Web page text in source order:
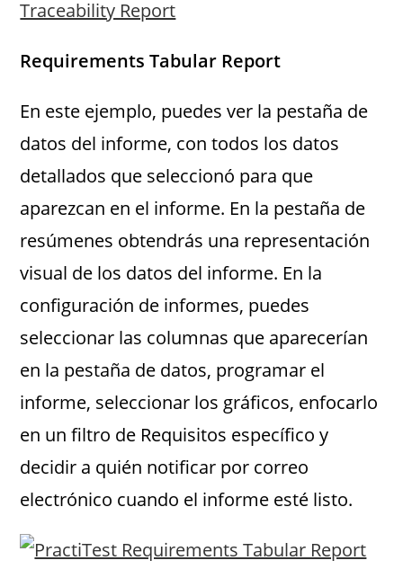
Requirements Tabular Report
En este ejemplo, puedes ver la pestaña de
datos del informe, con todos los datos
detallados que seleccionó para que
aparezcan en el informe. En la pestaña de
resúmenes obtendrás una representación
visual de los datos del informe. En la
configuración de informes, puedes
seleccionar las columnas que aparecerían
en la pestaña de datos, programar el
informe, seleccionar los gráficos, enfocarlo
en un filtro de Requisitos específico y
decidir a quién notificar por correo
electrónico cuando el informe esté listo.